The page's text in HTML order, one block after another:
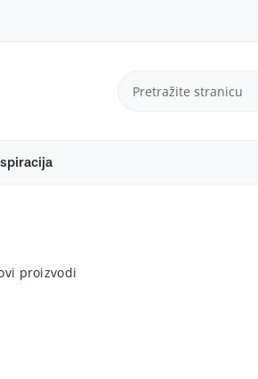
proizvodi